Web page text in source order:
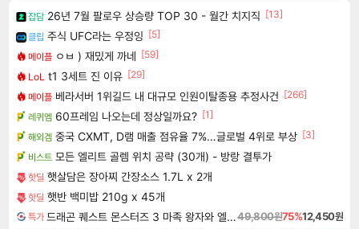
잡담 26년 7월 팔로우 상승량 TOP 30 - 월간 치지직 [13]
클립 주식 UFC라는 우정잉 [5]
메이플 ㅇㅂ ) 재밌게 까네 [59]
LoL t1 3세트 진 이유 [29]
메이플 베라서버 1위길드 내 대규모 인원이탈종용 추정사건 [266]
레퀴엠 60프레임 나오는데 정상일까요? [1]
해외겜 중국 CXMT, D램 매출 점유율 7%…글로벌 4위로 부상 [3]
비스트 모든 엘리트 골렘 위치 공략 (30개) - 방랑 결투가
핫딜 햇살담은 장아찌 간장소스 1.7L x 2개
핫딜 햇반 백미밥 210g x 45개
특가 드래곤 퀘스트 몬스터즈 3 마족 왕자와 엘프의 여행 Dragon Quest Monsters The Dark Prince49,800원75%12,450원